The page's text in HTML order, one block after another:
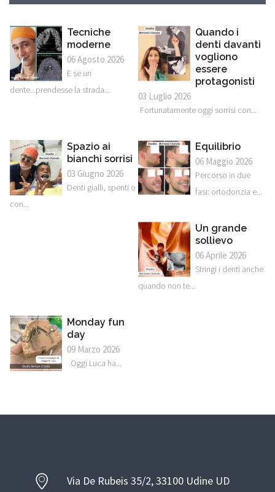
Tecniche
moderne
06 Agosto 2026
E se un
dente...prendesse la strada...
Quando i
denti davanti
vogliono
essere
protagonisti
03 Luglio 2026
Fortunatamente oggi sorrisi con...
Spazio ai
bianchi sorrisi
03 Giugno 2026
Denti gialli, spenti o
con...
Equilibrio
06 Maggio 2026
Percorso in due
fasi: ortodonzia e...
Un grande
sollievo
06 Aprile 2026
Stringi i denti anche
quando non te...
Monday fun
day
09 Marzo 2026
Oggi Luca ha...
Via De Rubeis 35/2, 33100 Udine UD